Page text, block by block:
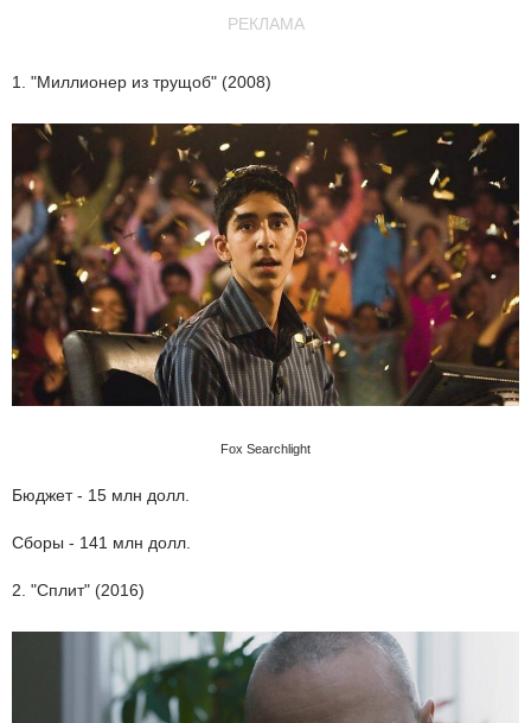
РЕКЛАМА
1. "Миллионер из трущоб" (2008)
Fox Searchlight
Бюджет - 15 млн долл.
Сборы - 141 млн долл.
2. "Сплит" (2016)